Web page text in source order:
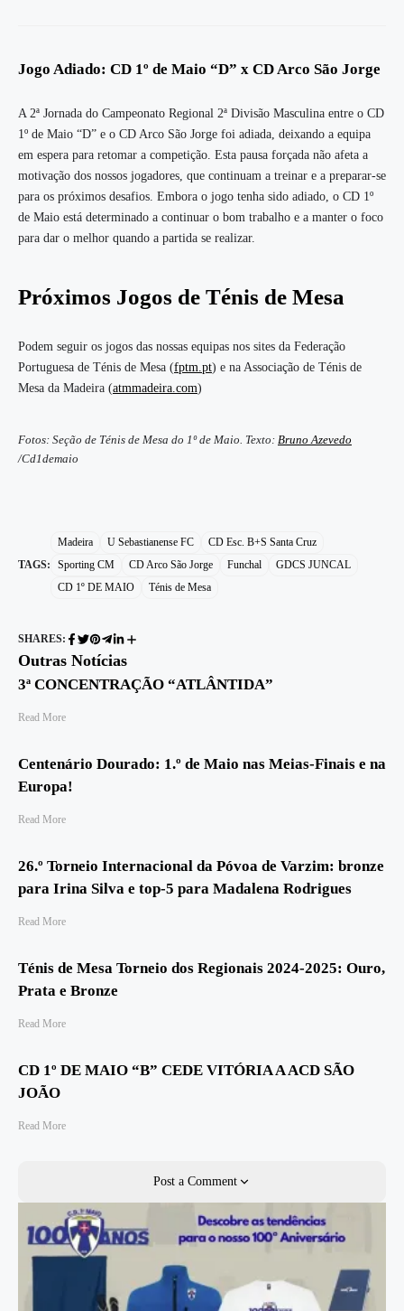
Jogo Adiado: CD 1º de Maio “D” x CD Arco São Jorge
A 2ª Jornada do Campeonato Regional 2ª Divisão Masculina entre o CD
1º de Maio “D” e o CD Arco São Jorge foi adiada, deixando a equipa
em espera para retomar a competição. Esta pausa forçada não afeta a
motivação dos nossos jogadores, que continuam a treinar e a preparar-se
para os próximos desafios. Embora o jogo tenha sido adiado, o CD 1º
de Maio está determinado a continuar o bom trabalho e a manter o foco
para dar o melhor quando a partida se realizar.
Próximos Jogos de Ténis de Mesa
Podem seguir os jogos das nossas equipas nos sites da Federação
Portuguesa de Ténis de Mesa (fptm.pt) e na Associação de Ténis de
Mesa da Madeira (atmmadeira.com)
Fotos: Seção de Ténis de Mesa do 1º de Maio. Texto: Bruno Azevedo
/Cd1demaio
TAGS:
Madeira U Sebastianense FC
CD Esc. B+S Santa Cruz
Sporting CM
CD Arco São Jorge Funchal
GDCS JUNCAL
CD 1º DE MAIO
Ténis de Mesa
SHARES:
Outras Notícias
3ª CONCENTRAÇÃO “ATLÂNTIDA”
Read More
Centenário Dourado: 1.º de Maio nas Meias-Finais e na
Europa!
Read More
26.º Torneio Internacional da Póvoa de Varzim: bronze
para Irina Silva e top‑5 para Madalena Rodrigues
Read More
Ténis de Mesa Torneio dos Regionais 2024-2025: Ouro,
Prata e Bronze
Read More
CD 1º DE MAIO “B” CEDE VITÓRIA A ACD SÃO
JOÃO
Read More
Post a Comment